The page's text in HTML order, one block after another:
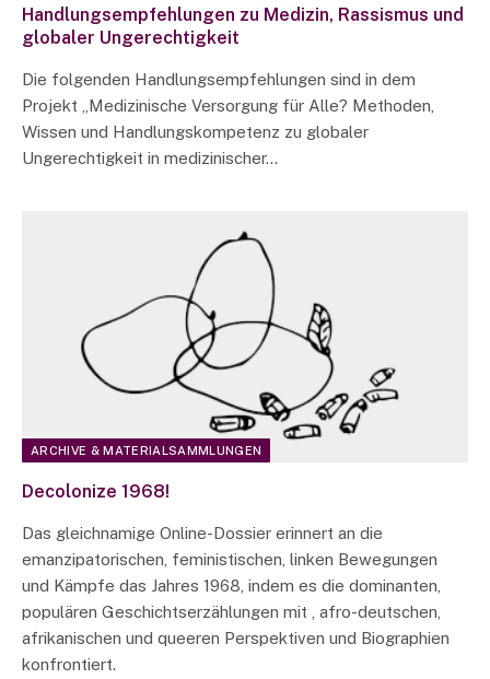
Handlungsempfehlungen zu Medizin, Rassismus und
globaler Ungerechtigkeit
Die folgenden Handlungsempfehlungen sind in dem
Projekt „Medizinische Versorgung für Alle? Methoden,
Wissen und Handlungskompetenz zu globaler
Ungerechtigkeit in medizinischer…
ARCHIVE & MATERIALSAMMLUNGEN
Decolonize 1968!
Das gleichnamige Online-Dossier erinnert an die
emanzipatorischen, feministischen, linken Bewegungen
und Kämpfe das Jahres 1968, indem es die dominanten,
populären Geschichtserzählungen mit , afro-deutschen,
afrikanischen und queeren Perspektiven und Biographien
konfrontiert.